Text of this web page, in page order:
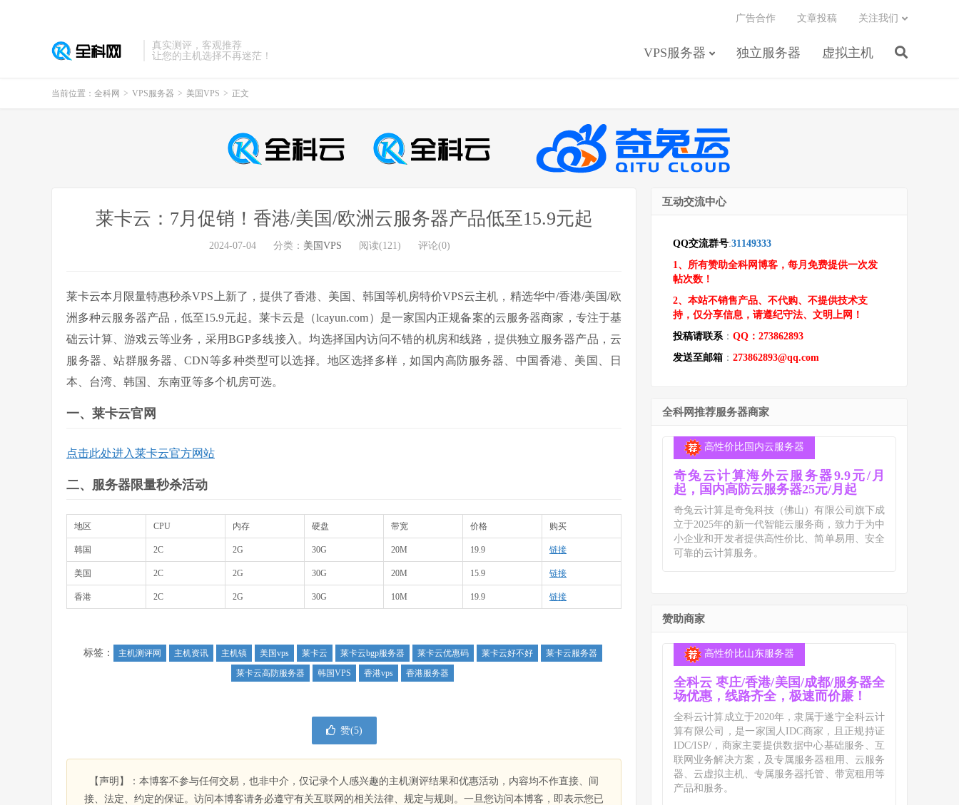
真实测评，客观推荐
让您的主机选择不再迷茫！
VPS服务器 独立服务器 虚拟主机
广告合作 文章投稿 关注我们
当前位置： 全科网 > VPS服务器 > 美国VPS > 正文
莱卡云：7月促销！香港/美国/欧洲云服务器产品低至15.9元起
2024-07-04 分类： 美国VPS 阅读(121) 评论(0)
莱卡云本月限量特惠秒杀VPS上新了，提供了香港、美国、韩国等机房特价VPS云主机，精选华中/香港/美国/欧
洲多种云服务器产品，低至15.9元起。莱卡云是（lcayun.com）是一家国内正规备案的云服务器商家，专注于基
础云计算、游戏云等业务，采用BGP多线接入。均选择国内访问不错的机房和线路，提供独立服务器产品，云
服务器、站群服务器、CDN等多种类型可以选择。地区选择多样，如国内高防服务器、中国香港、美国、日
本、台湾、韩国、东南亚等多个机房可选。
一、莱卡云官网
点击此处进入莱卡云官方网站
二、服务器限量秒杀活动
地区 CPU 内存 硬盘 带宽 价格 购买
韩国 2C 2G 30G 20M 19.9 链接
美国 2C 2G 30G 20M 15.9 链接
香港 2C 2G 30G 10M 19.9 链接
标签： 主机测评网 主机资讯 主机镇 美国vps 莱卡云 莱卡云bgp服务器 莱卡云优惠码 莱卡云好不好
莱卡云服务器
莱卡云高防服务器
韩国VPS 香港vps 香港服务器
赞(5)
【声明】：本博客不参与任何交易，也非中介，仅记录个人感兴趣的主机测评结果和优惠活动，内容均不作直接、间
接、法定、约定的保证。访问本博客请务必遵守有关互联网的相关法律、规定与规则。一旦您访问本博客，即表示您已
互动交流中心
QQ交流群号:31149333
1、所有赞助全科网博客，每月免费提供一次发
帖次数！
2、本站不销售产品、不代购、不提供技术支
持，仅分享信息，请遵纪守法、文明上网！
投稿请联系： QQ：273862893
发送至邮箱 ： 273862893@qq.com
全科网推荐服务器商家
高性价比国内云服务器
奇兔云计算海外云服务器9.9元/月
起，国内高防云服务器25元/月起
奇兔云计算是奇兔科技（佛山）有限公司旗下成
立于2025年的新一代智能云服务商，致力于为中
小企业和开发者提供高性价比、简单易用、安全
可靠的云计算服务。
赞助商家
高性价比山东服务器
全科云 枣庄/香港/美国/成都/服务器全
场优惠，线路齐全，极速而价廉！
全科云计算成立于2020年，隶属于遂宁全科云计
算有限公司，是一家国人IDC商家，且正规持证
IDC/ISP/，商家主要提供数据中心基础服务、互
联网业务解决方案，及专属服务器租用、云服务
器、云虚拟主机、专属服务器托管、带宽租用等
产品和服务。